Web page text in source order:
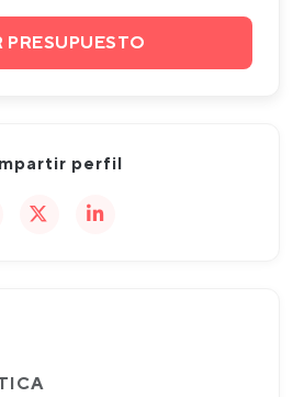
PRESUPUESTO
perfil